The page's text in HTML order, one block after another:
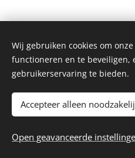
Webmaster -
Wij gebruiken cookies om
functioneren en te beveiligen,
gebruikerservaring te bieden.
Accepteer alleen
Open geavanceerde